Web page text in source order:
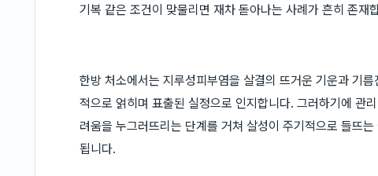
기복 같은 조건이 맞물리면 재차 돋아나는 사례가 흔히 존재
한방 처소에서는 지루성피부염을 살결의 뜨거운 기운과 기
적으로 얽히며 표출된 실정으로 인지합니다. 그러하기에 관
려움을 누그러뜨리는 단계를 거쳐 살성이 주기적으로 들뜨
됩니다.